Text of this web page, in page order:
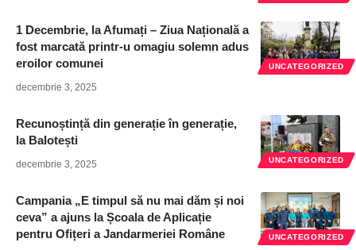
UNCATEGORIZED
1 Decembrie, la Afumați – Ziua Națională a
fost marcată printr-u omagiu solemn adus
eroilor comunei
decembrie 3, 2025
UNCATEGORIZED
Recunoștință din generație în generație,
la Balotești
decembrie 3, 2025
UNCATEGORIZED
Campania „E timpul să nu mai dăm și noi
ceva” a ajuns la Școala de Aplicație
pentru Ofițeri a Jandarmeriei Române